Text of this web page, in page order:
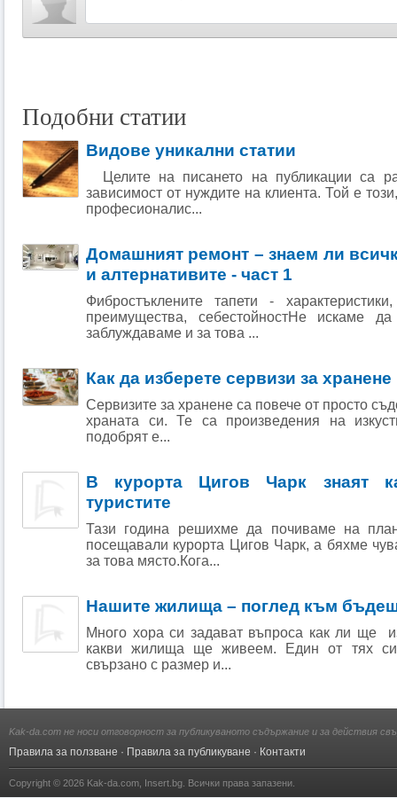
Подобни статии
Видове уникални статии
Целите на писането на публикации са
зависимост от нуждите на клиента. Той е
професионалис...
Домашният ремонт – знаем ли
и алтернативите - част 1
Фибростъклените тапети -
преимущества, себестойностНе искаме
заблуждаваме и за това ...
Как да изберете сервизи за хранене
Сервизите за хранене са повече от просто
храната си. Те са произведения на
подобрят е...
В курорта Цигов Чарк знаят
туристите
Тази година решихме да почиваме на
посещавали курорта Цигов Чарк, а бяхме
за това място.Кога...
Нашите жилища – поглед към
Много хора си задават въпроса как ли ще
какви жилища ще живеем. Един от тях
свързано с размер и...
Kak-da.com не носи отговорност за публикуваното съдържание и за действия
Правила за ползване · Правила за публикуване · Контакти
Copyright © 2026 Kak-da.com Insert.bg . Всички права запазени.